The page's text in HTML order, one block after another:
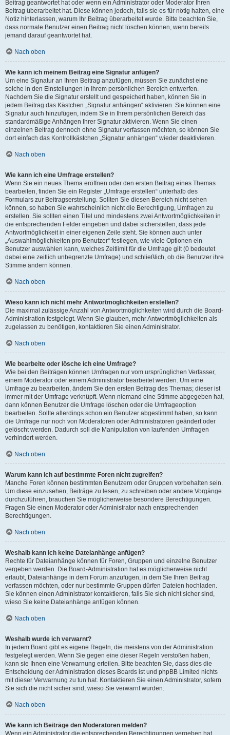
Beitrag geantwortet hat oder wenn ein Administrator oder Moderator Ihren
Beitrag überarbeitet hat. Diese können jedoch, falls sie es für nötig halten, eine
Notiz hinterlassen, warum Ihr Beitrag überarbeitet wurde. Bitte beachten Sie,
dass normale Benutzer einen Beitrag nicht löschen können, wenn bereits
jemand darauf geantwortet hat.
Nach oben
Wie kann ich meinem Beitrag eine Signatur anfügen?
Um eine Signatur an Ihren Beitrag anzufügen, müssen Sie zunächst eine
solche in den Einstellungen in Ihrem persönlichen Bereich entwerfen.
Nachdem Sie die Signatur erstellt und gespeichert haben, können Sie in
jedem Beitrag das Kästchen „Signatur anhängen“ aktivieren. Sie können eine
Signatur auch hinzufügen, indem Sie in Ihrem persönlichen Bereich das
standardmäßige Anhängen Ihrer Signatur aktivieren. Wenn Sie einen
einzelnen Beitrag dennoch ohne Signatur verfassen möchten, so können Sie
dort einfach das Kontrollkästchen „Signatur anhängen“ wieder deaktivieren.
Nach oben
Wie kann ich eine Umfrage erstellen?
Wenn Sie ein neues Thema eröffnen oder den ersten Beitrag eines Themas
bearbeiten, finden Sie ein Register „Umfrage erstellen“ unterhalb des
Formulars zur Beitragserstellung. Sollten Sie diesen Bereich nicht sehen
können, so haben Sie wahrscheinlich nicht die Berechtigung, Umfragen zu
erstellen. Sie sollten einen Titel und mindestens zwei Antwortmöglichkeiten in
die entsprechenden Felder eingeben und dabei sicherstellen, dass jede
Antwortmöglichkeit in einer eigenen Zeile steht. Sie können auch unter
„Auswahlmöglichkeiten pro Benutzer“ festlegen, wie viele Optionen ein
Benutzer auswählen kann, welches Zeitlimit für die Umfrage gilt (0 bedeutet
dabei eine zeitlich unbegrenzte Umfrage) und schließlich, ob die Benutzer ihre
Stimme ändern können.
Nach oben
Wieso kann ich nicht mehr Antwortmöglichkeiten erstellen?
Die maximal zulässige Anzahl von Antwortmöglichkeiten wird durch die Board-
Administration festgelegt. Wenn Sie glauben, mehr Antwortmöglichkeiten als
zugelassen zu benötigen, kontaktieren Sie einen Administrator.
Nach oben
Wie bearbeite oder lösche ich eine Umfrage?
Wie bei den Beiträgen können Umfragen nur vom ursprünglichen Verfasser,
einem Moderator oder einem Administrator bearbeitet werden. Um eine
Umfrage zu bearbeiten, ändern Sie den ersten Beitrag des Themas; dieser ist
immer mit der Umfrage verknüpft. Wenn niemand eine Stimme abgegeben hat,
dann können Benutzer die Umfrage löschen oder die Umfrageoption
bearbeiten. Sollte allerdings schon ein Benutzer abgestimmt haben, so kann
die Umfrage nur noch von Moderatoren oder Administratoren geändert oder
gelöscht werden. Dadurch soll die Manipulation von laufenden Umfragen
verhindert werden.
Nach oben
Warum kann ich auf bestimmte Foren nicht zugreifen?
Manche Foren können bestimmten Benutzern oder Gruppen vorbehalten sein.
Um diese einzusehen, Beiträge zu lesen, zu schreiben oder andere Vorgänge
durchzuführen, brauchen Sie möglicherweise besondere Berechtigungen.
Fragen Sie einen Moderator oder Administrator nach entsprechenden
Berechtigungen.
Nach oben
Weshalb kann ich keine Dateianhänge anfügen?
Rechte für Dateianhänge können für Foren, Gruppen und einzelne Benutzer
vergeben werden. Die Board-Administration hat es möglicherweise nicht
erlaubt, Dateianhänge in dem Forum anzufügen, in dem Sie Ihren Beitrag
verfassen möchten, oder nur bestimmte Gruppen dürfen Dateien hochladen.
Sie können einen Administrator kontaktieren, falls Sie sich nicht sicher sind,
wieso Sie keine Dateianhänge anfügen können.
Nach oben
Weshalb wurde ich verwarnt?
In jedem Board gibt es eigene Regeln, die meistens von der Administration
festgelegt werden. Wenn Sie gegen eine dieser Regeln verstoßen haben,
kann sie Ihnen eine Verwarnung erteilen. Bitte beachten Sie, dass dies die
Entscheidung der Administration dieses Boards ist und phpBB Limited nichts
mit dieser Verwarnung zu tun hat. Kontaktieren Sie einen Administrator, sofern
Sie sich die nicht sicher sind, wieso Sie verwarnt wurden.
Nach oben
Wie kann ich Beiträge den Moderatoren melden?
Wenn ein Administrator die entsprechenden Berechtigungen vergeben hat,